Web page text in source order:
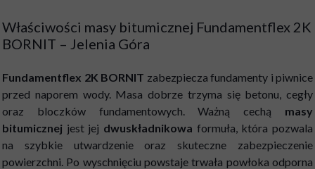
Właściwości masy bitumicznej Fundamentflex 2K
BORNIT – Jelenia Góra
Fundamentflex 2K BORNIT zabezpiecza fundamenty i piwnice
przed naporem wody. Masa dobrze trzyma się betonu, cegły
oraz bloczków fundamentowych. Ważną cechą masy
bitumicznej jest jej dwuskładnikowa formuła, która pozwala
na szybkie utwardzenie oraz skuteczne zabezpieczenie
powierzchni. Po wyschnięciu powstaje trwała powłoka odporna